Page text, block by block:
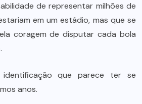
de representar milhões de
em um estádio, mas que se
coragem de disputar cada bola
identificação que parece ter se
anos.